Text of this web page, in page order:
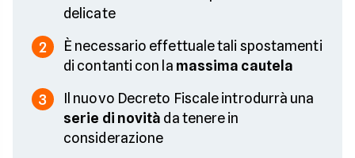
delicate
2
È necessario effettuale tali spostamenti
di contanti con la massima cautela
3
Il nuovo Decreto Fiscale introdurrà una
serie di novità da tenere in
considerazione